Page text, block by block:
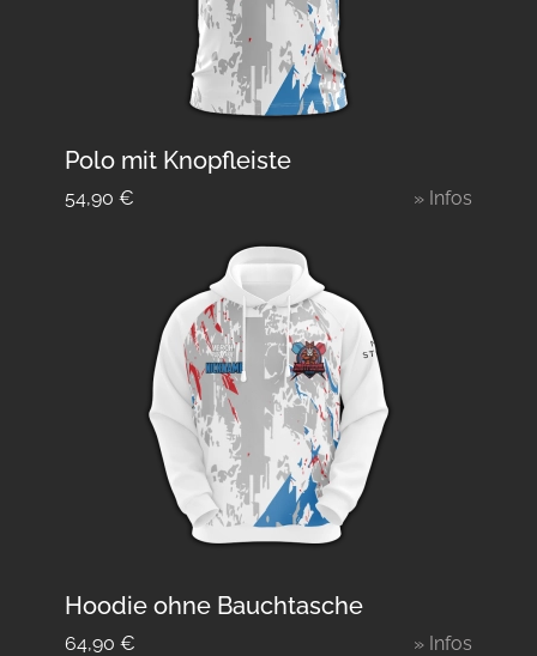
Polo mit Knopfleiste
54,90 € » Infos
Hoodie ohne Bauchtasche
64,90 € » Infos